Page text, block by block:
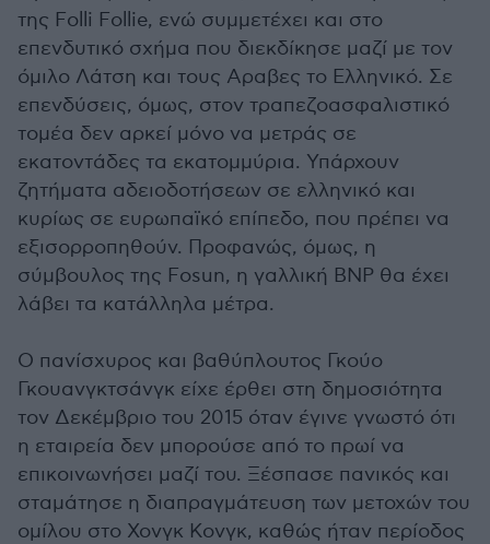
της Folli Follie, ενώ συμμετέχει και στο
επενδυτικό σχήμα που διεκδίκησε μαζί με τον
όμιλο Λάτση και τους Αραβες το Ελληνικό. Σε
επενδύσεις, όμως, στον τραπεζοασφαλιστικό
τομέα δεν αρκεί μόνο να μετράς σε
εκατοντάδες τα εκατομμύρια. Υπάρχουν
ζητήματα αδειοδοτήσεων σε ελληνικό και
κυρίως σε ευρωπαϊκό επίπεδο, που πρέπει να
εξισορροπηθούν. Προφανώς, όμως, η
σύμβουλος της Fοsun, η γαλλική ΒΝP θα έχει
λάβει τα κατάλληλα μέτρα.
Ο πανίσχυρος και βαθύπλουτος Γκούο
Γκουανγκτσάνγκ είχε έρθει στη δημοσιότητα
τον Δεκέμβριο του 2015 όταν έγινε γνωστό ότι
η εταιρεία δεν μπορούσε από το πρωί να
επικοινωνήσει μαζί του. Ξέσπασε πανικός και
σταμάτησε η διαπραγμάτευση των μετοχών του
ομίλου στο Χονγκ Κονγκ, καθώς ήταν περίοδος